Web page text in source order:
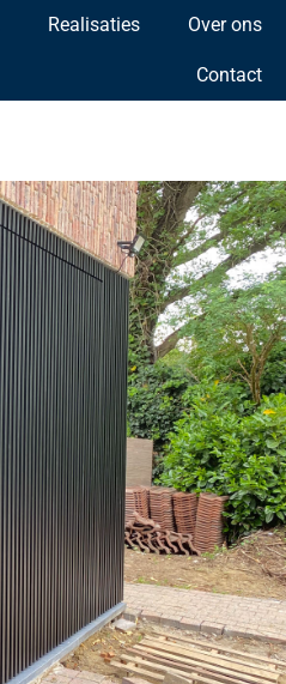
Realisaties Over ons
Contact